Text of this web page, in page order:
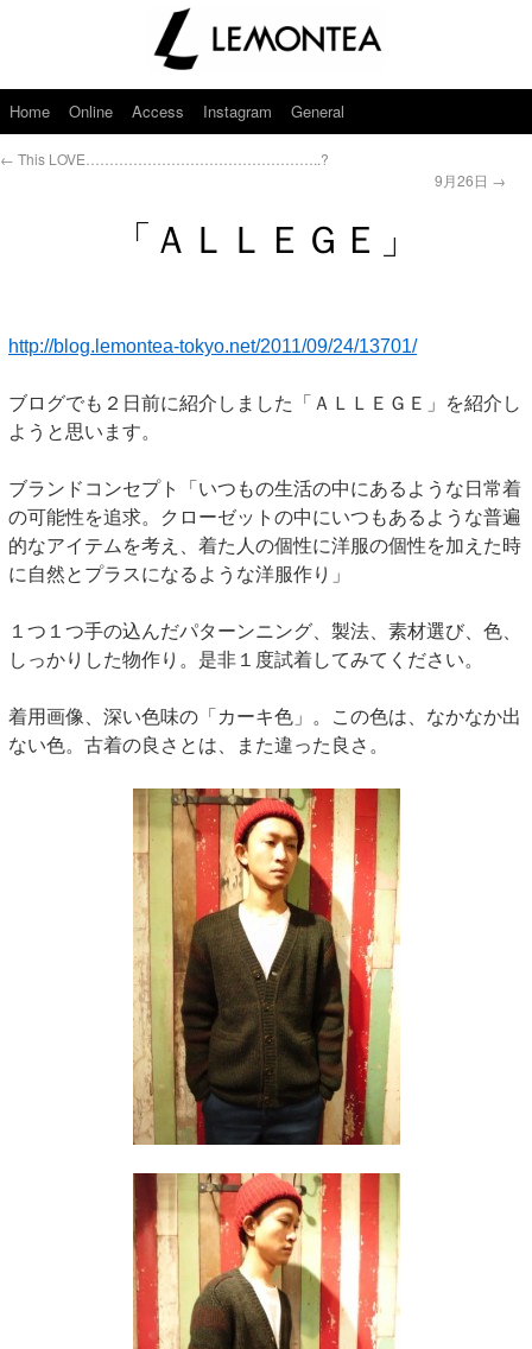
Home Online Access Instagram General
← This LOVE…………………………………………..?
9月26日 →
「ＡＬＬＥＧＥ」
http://blog.lemontea-tokyo.net/2011/09/24/13701/
ブログでも２日前に紹介しました「ＡＬＬＥＧＥ」を紹介し
ようと思います。
ブランドコンセプト「いつもの生活の中にあるような日常着
の可能性を追求。クローゼットの中にいつもあるような普遍
的なアイテムを考え、着た人の個性に洋服の個性を加えた時
に自然とプラスになるような洋服作り」
１つ１つ手の込んだパターンニング、製法、素材選び、色、
しっかりした物作り。是非１度試着してみてください。
着用画像、深い色味の「カーキ色」。この色は、なかなか出
ない色。古着の良さとは、また違った良さ。